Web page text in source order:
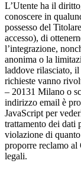
L’Utente ha il
conoscere in
possesso del
accesso), di
l’integrazione,
anonima o la
laddove rilasciato, il
richieste vanno
– 20131 Milano o
indirizzo email è
JavaScript per
trattamento dei dati
violazione di
proporre reclamo al
legali.